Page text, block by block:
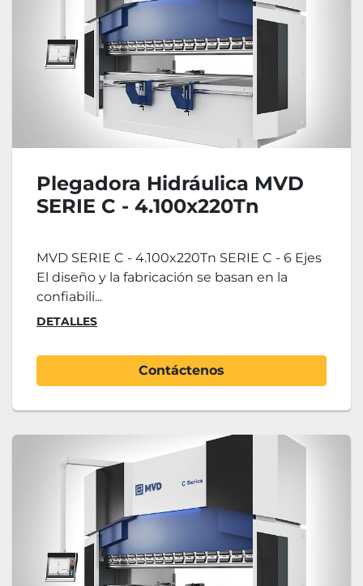
Plegadora Hidráulica MVD
SERIE C - 4.100x220Tn
MVD SERIE C - 4.100x220Tn SERIE C - 6 Ejes
El diseño y la fabricación se basan en la
confiabili...
DETALLES
Contáctenos